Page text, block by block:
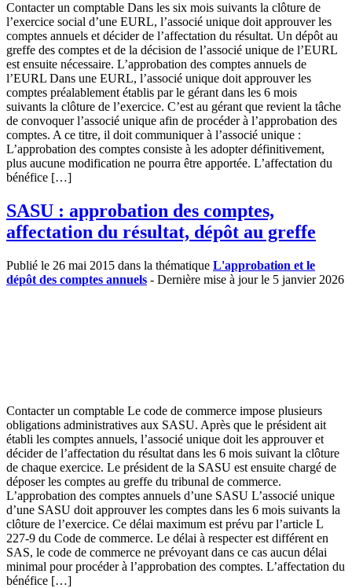
Contacter un comptable Dans les six mois suivants la clôture de
l’exercice social d’une EURL, l’associé unique doit approuver les
comptes annuels et décider de l’affectation du résultat. Un dépôt au
greffe des comptes et de la décision de l’associé unique de l’EURL
est ensuite nécessaire. L’approbation des comptes annuels de
l’EURL Dans une EURL, l’associé unique doit approuver les
comptes préalablement établis par le gérant dans les 6 mois
suivants la clôture de l’exercice. C’est au gérant que revient la tâche
de convoquer l’associé unique afin de procéder à l’approbation des
comptes. A ce titre, il doit communiquer à l’associé unique :
L’approbation des comptes consiste à les adopter définitivement,
plus aucune modification ne pourra être apportée. L’affectation du
bénéfice […]
SASU : approbation des comptes,
affectation du résultat, dépôt au greffe
Publié le 26 mai 2015 dans la thématique L'approbation et le
dépôt des comptes annuels - Dernière mise à jour le 5 janvier 2026
Contacter un comptable Le code de commerce impose plusieurs
obligations administratives aux SASU. Après que le président ait
établi les comptes annuels, l’associé unique doit les approuver et
décider de l’affectation du résultat dans les 6 mois suivant la clôture
de chaque exercice. Le président de la SASU est ensuite chargé de
déposer les comptes au greffe du tribunal de commerce.
L’approbation des comptes annuels d’une SASU L’associé unique
d’une SASU doit approuver les comptes dans les 6 mois suivants la
clôture de l’exercice. Ce délai maximum est prévu par l’article L
227-9 du Code de commerce. Le délai à respecter est différent en
SAS, le code de commerce ne prévoyant dans ce cas aucun délai
minimal pour procéder à l’approbation des comptes. L’affectation du
bénéfice […]